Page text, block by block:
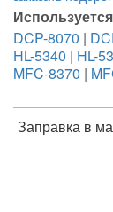
DCP-8070 |
HL-5340 | HL-
MFC-8370 |
Заправка в